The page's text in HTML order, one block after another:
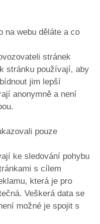
na webu děláte a co
stránek
stránku používají, aby
jim lepší
anonymně a není
pouze
ke sledování pohybu
s cílem
která je pro
Veškerá data se
možné je spojit s